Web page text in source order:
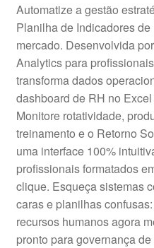
Automatize a gestão
Planilha de Indicadores
mercado. Desenvolvida
Analytics para
transforma dados
dashboard de RH no
Monitore rotatividade,
treinamento e o Retorno
uma interface 100%
profissionais formatados
clique. Esqueça sistemas
caras e planilhas
recursos humanos agora
pronto para governança